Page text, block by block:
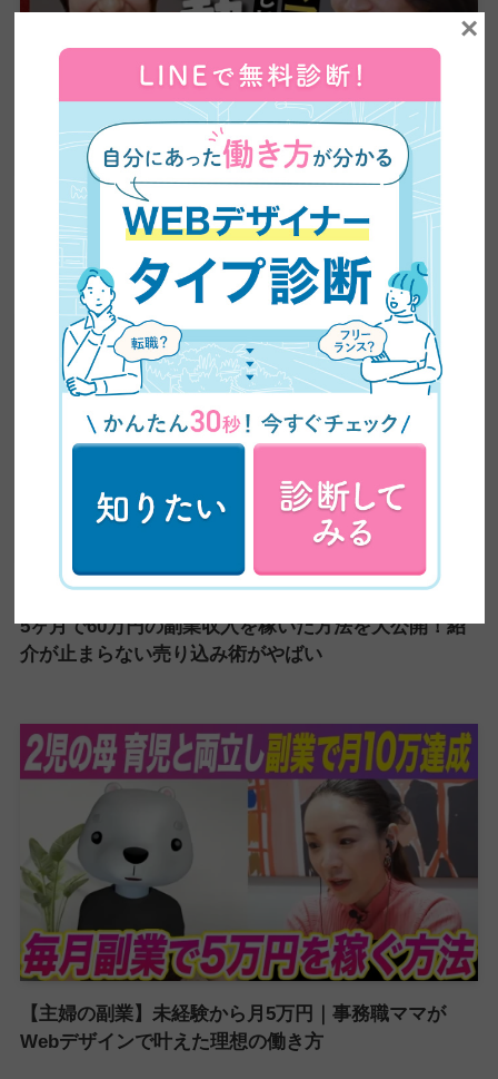
【全ママ必見】2児のシンママが脱サラしてWEBデザ
イナーに大転身した方法公開！
5ヶ月で60万円の副業収入を稼いだ方法を大公開！紹
介が止まらない売り込み術がやばい
【主婦の副業】未経験から月5万円｜事務職ママが
Webデザインで叶えた理想の働き方
×